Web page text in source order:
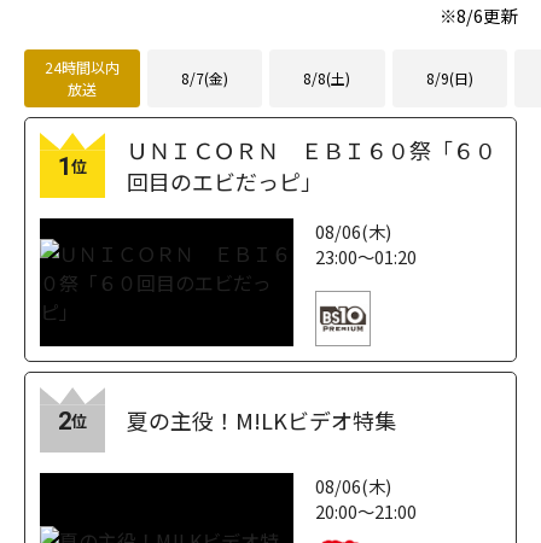
※8/6更新
24時間以内
放送
8/7(金) 8/8(土) 8/9(日)
1位
ＵＮＩＣＯＲＮ ＥＢＩ６０祭「６０
回目のエビだっピ」
08/06(木)
23:00～01:20
2位 夏の主役！M!LKビデオ特集
08/06(木)
20:00～21:00